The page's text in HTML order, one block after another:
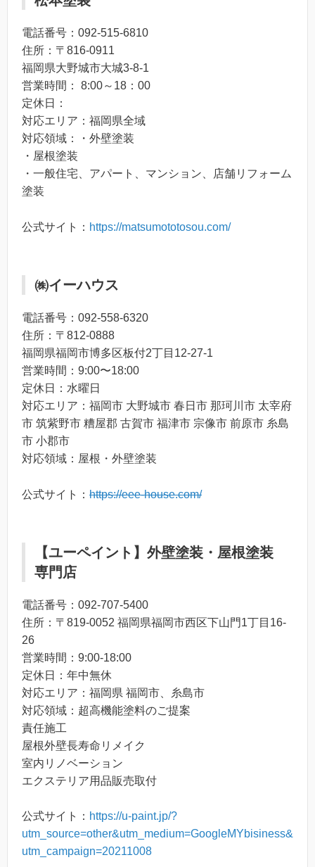
電話番号：092-515-6810
住所：〒816-0911
福岡県大野城市大城3-8-1
営業時間： 8:00～18：00
定休日：
対応エリア：福岡県全域
対応領域：・外壁塗装
・屋根塗装
・一般住宅、アパート、マンション、店舗リフォーム
塗装
公式サイト： https://matsumototosou.com/
㈱イーハウス
電話番号：092-558-6320
住所：〒812-0888
福岡県福岡市博多区板付2丁目12-27-1
営業時間：9:00〜18:00
定休日：水曜日
対応エリア：福岡市 大野城市 春日市 那珂川市 太宰府
市 筑紫野市 糟屋郡 古賀市 福津市 宗像市 前原市 糸島
市 小郡市
対応領域：屋根・外壁塗装
公式サイト： https://eee-house.com/
【ユーペイント】外壁塗装・屋根塗装
専門店
電話番号：092-707-5400
住所：〒819-0052 福岡県福岡市西区下山門1丁目16-
26
営業時間：9:00-18:00
定休日：年中無休
対応エリア：福岡県 福岡市、糸島市
対応領域：超高機能塗料のご提案
責任施工
屋根外壁長寿命リメイク
室内リノベーション
エクステリア用品販売取付
公式サイト： https://u-paint.jp/?
utm_source=other&utm_medium=GoogleMYbisiness&
utm_campaign=20211008